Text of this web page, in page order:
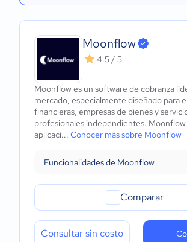
Moonflow
4.5 / 5
Moonflow es un software de cobranza
mercado, especialmente diseñado para
financieras, empresas de bienes y
profesionales independientes.
aplicaci... Conocer más sobre Moonflow
Funcionalidades de Moonflow
Comparar
Consultar sin costo